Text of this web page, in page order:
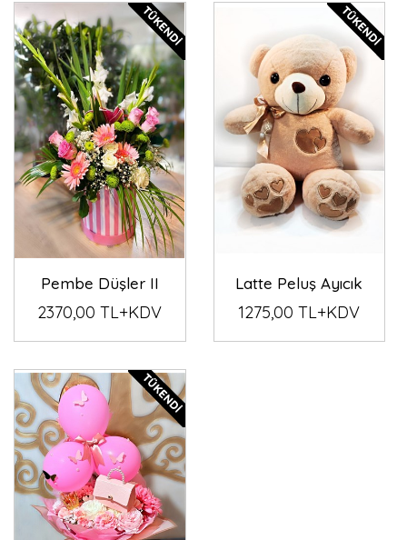
Pembe Düşler II
2370,00 TL+KDV
Latte Peluş Ayıcık
1275,00 TL+KDV